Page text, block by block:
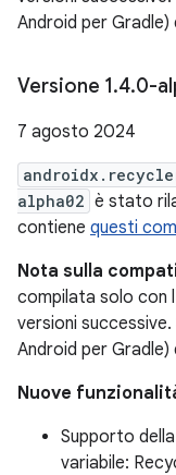
Android per Gradle)
Versione 1.4.0-
7 agosto 2024
alpha02 è stato
contiene questi
Nota sulla
compilata solo con
versioni successive.
Android per Gradle)
Nuove
Supporto
variabile: